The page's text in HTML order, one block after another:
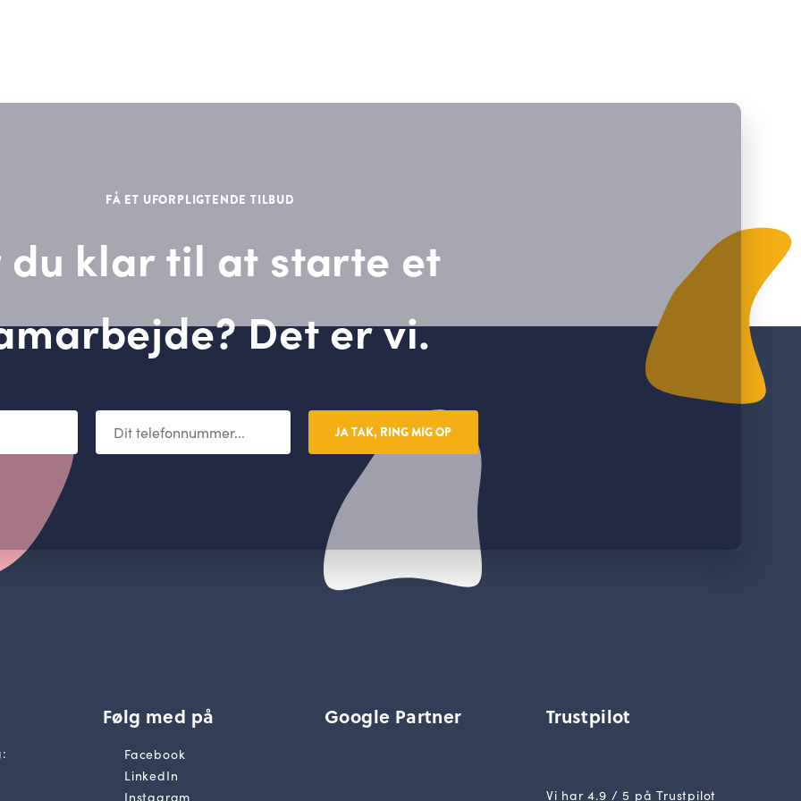
FÅ ET UFORPLIGTENDE TILBUD
du klar til at starte et
Det er vi.
JA TAK, RING MIG OP
Følg med på
Facebook
LinkedIn
Instagram
Google Partner Trustpilot
Vi har 4.9 / 5 på Trustpilot